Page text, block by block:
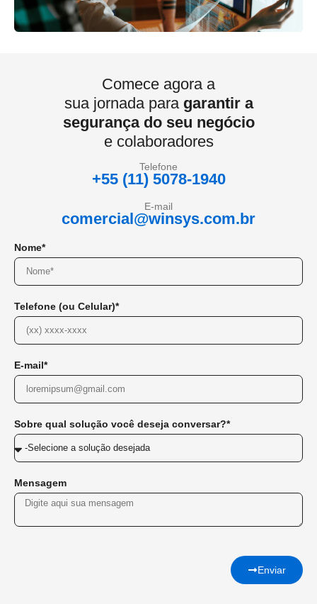
Comece agora a
sua jornada para garantir a
segurança do seu negócio
e colaboradores
Telefone
+55 (11) 5078-1940
E-mail
comercial@winsys.com.br
Nome*
Telefone (ou Celular)*
E-mail*
Sobre qual solução você deseja conversar?*
Mensagem
Enviar